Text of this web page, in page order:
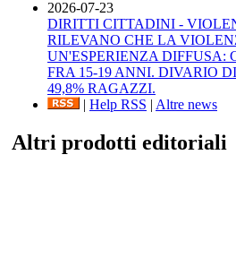
2026-07-23
DIRITTI CITTADINI -
RILEVANO CHE LA
UN'ESPERIENZA DIFFUSA:
FRA 15-19 ANNI. DIVARIO
49,8% RAGAZZI.
| Help RSS | Altre news
Altri prodotti editoriali